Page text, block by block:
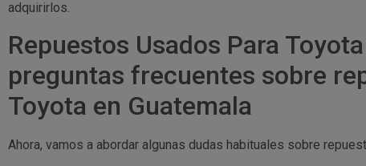
adquirirlos.
Repuestos Usados Para
preguntas frecuentes sobre
Toyota en Guatemala
Ahora, vamos a abordar algunas dudas habituales sobre